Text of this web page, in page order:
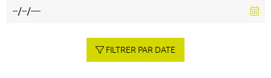
FILTRER PAR DATE